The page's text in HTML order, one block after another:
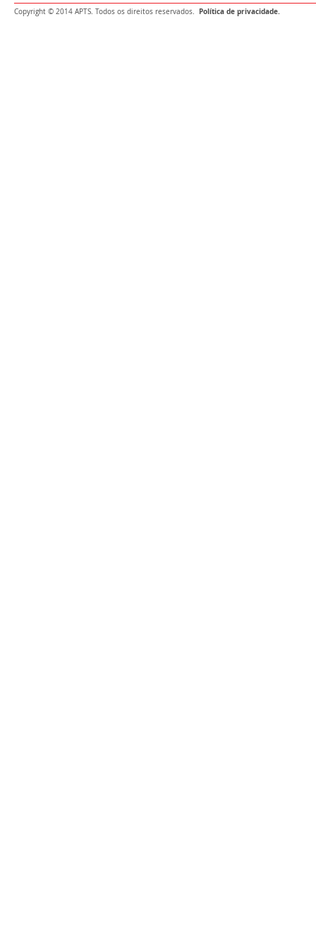
Copyright © 2014 APTS. Todos os direitos reservados. Política de privacidade.